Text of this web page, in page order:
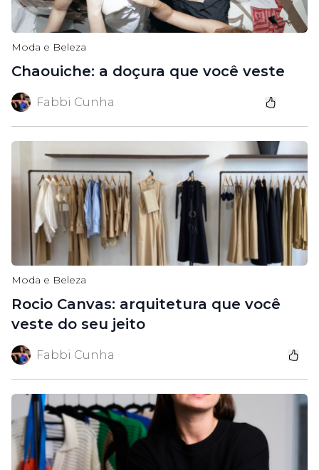
Moda e Beleza
Chaouiche: a doçura que você veste
Fabbi Cunha
Moda e Beleza
Rocio Canvas: arquitetura que você
veste do seu jeito
Fabbi Cunha